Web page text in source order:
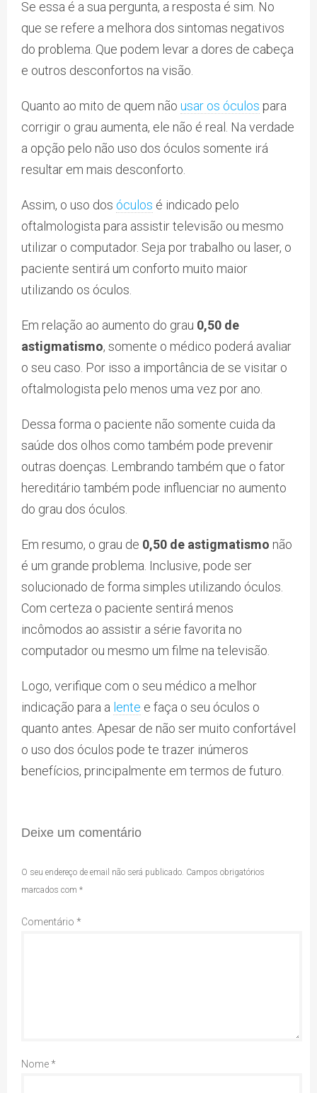
Se essa é a sua pergunta, a resposta é sim. No
que se refere a melhora dos sintomas negativos
do problema. Que podem levar a dores de cabeça
e outros desconfortos na visão.
Quanto ao mito de quem não usar os óculos para
corrigir o grau aumenta, ele não é real. Na verdade
a opção pelo não uso dos óculos somente irá
resultar em mais desconforto.
Assim, o uso dos óculos é indicado pelo
oftalmologista para assistir televisão ou mesmo
utilizar o computador. Seja por trabalho ou laser, o
paciente sentirá um conforto muito maior
utilizando os óculos.
Em relação ao aumento do grau 0,50 de
astigmatismo, somente o médico poderá avaliar
o seu caso. Por isso a importância de se visitar o
oftalmologista pelo menos uma vez por ano.
Dessa forma o paciente não somente cuida da
saúde dos olhos como também pode prevenir
outras doenças. Lembrando também que o fator
hereditário também pode influenciar no aumento
do grau dos óculos.
Em resumo, o grau de 0,50 de astigmatismo não
é um grande problema. Inclusive, pode ser
solucionado de forma simples utilizando óculos.
Com certeza o paciente sentirá menos
incômodos ao assistir a série favorita no
computador ou mesmo um filme na televisão.
Logo, verifique com o seu médico a melhor
indicação para a lente e faça o seu óculos o
quanto antes. Apesar de não ser muito confortável
o uso dos óculos pode te trazer inúmeros
benefícios, principalmente em termos de futuro.
Deixe um comentário
O seu endereço de email não será publicado. Campos obrigatórios
marcados com *
Comentário *
Nome*